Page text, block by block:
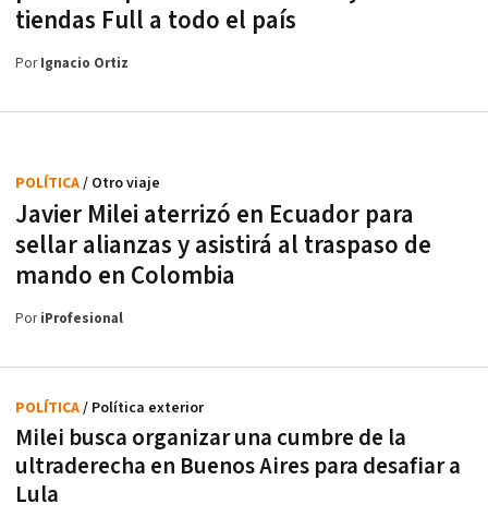
tiendas Full a todo el país
PorIgnacio Ortiz
Javier Milei aterrizó en Ecuador para
sellar alianzas y asistirá al traspaso de
mando en Colombia
POLÍTICA/ Otro viaje
PoriProfesional
Milei busca organizar una cumbre de la
ultraderecha en Buenos Aires para desafiar a
Lula
POLÍTICA/ Política exterior